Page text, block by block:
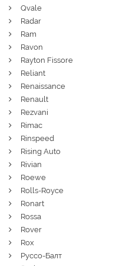
Qvale
Radar
Ram
Ravon
Rayton Fissore
Reliant
Renaissance
Renault
Rezvani
Rimac
Rinspeed
Rising Auto
Rivian
Roewe
Rolls-Royce
Ronart
Rossa
Rover
Rox
Руссо-Балт